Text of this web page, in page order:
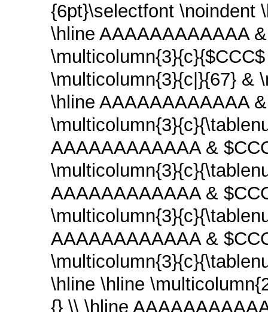
{6pt}\selectfont \noindent
\hline AAAAAAAAAAAA
\multicolumn{3}{c|}{67} &
\hline AAAAAAAAAAAA
AAAAAAAAAAAA &
AAAAAAAAAAAA &
AAAAAAAAAAAA &
\hline \hline
{} \\ \hline